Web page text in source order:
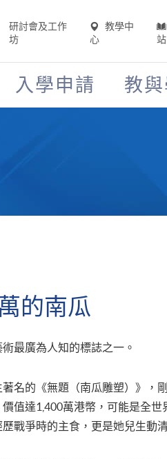
研討會及工作
坊
教學中
心
站
入學申請 教
的南瓜
最廣為人知的標誌之一。
著名的《無題（南瓜雕塑）》，
值達1,400萬港幣，可能是全
戰爭時的主食，更是她兒生動